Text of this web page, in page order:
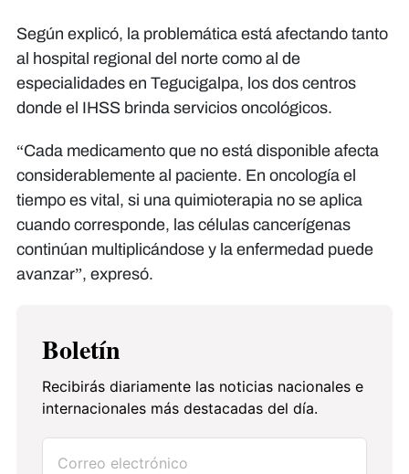
Según explicó, la problemática está afectando tanto
al hospital regional del norte como al de
especialidades en Tegucigalpa, los dos centros
donde el IHSS brinda servicios oncológicos.
“Cada medicamento que no está disponible afecta
considerablemente al paciente. En oncología el
tiempo es vital, si una quimioterapia no se aplica
cuando corresponde, las células cancerígenas
continúan multiplicándose y la enfermedad puede
avanzar”, expresó.
Boletín
Recibirás diariamente las noticias nacionales e
internacionales más destacadas del día.